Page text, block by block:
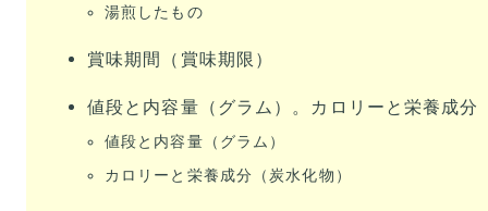
湯煎したもの
賞味期間（賞味期限）
値段と内容量（グラム）。カロリーと栄養成分
値段と内容量（グラム）
カロリーと栄養成分（炭水化物）